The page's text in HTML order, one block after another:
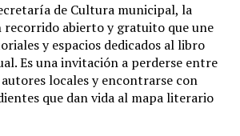
de Cultura municipal, la
recorrido abierto y gratuito que une
y espacios dedicados al libro
Es una invitación a perderse entre
locales y encontrarse con
que dan vida al mapa literario